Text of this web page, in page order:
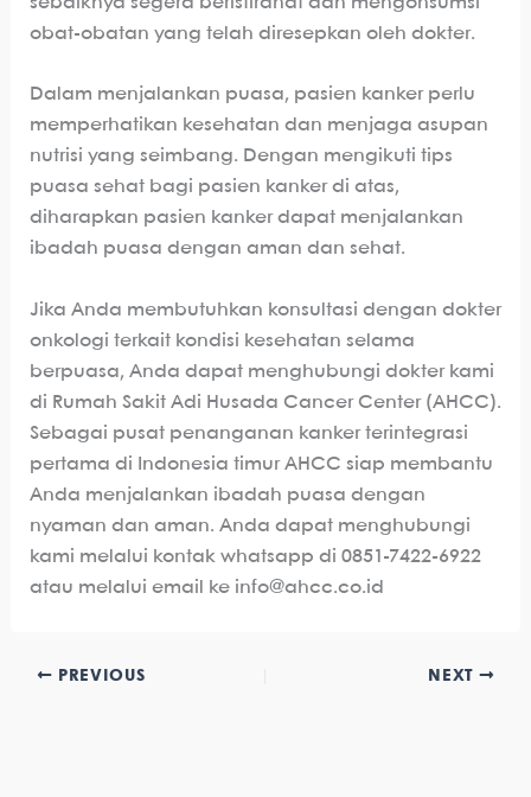
obat-obatan yang telah diresepkan oleh dokter.
Dalam menjalankan puasa, pasien kanker perlu
memperhatikan kesehatan dan menjaga asupan
nutrisi yang seimbang. Dengan mengikuti tips
puasa sehat bagi pasien kanker di atas,
diharapkan pasien kanker dapat menjalankan
ibadah puasa dengan aman dan sehat.
Jika Anda membutuhkan konsultasi dengan dokter
onkologi terkait kondisi kesehatan selama
berpuasa, Anda dapat menghubungi dokter kami
di Rumah Sakit Adi Husada Cancer Center (AHCC).
Sebagai pusat penanganan kanker terintegrasi
pertama di Indonesia timur AHCC siap membantu
Anda menjalankan ibadah puasa dengan
nyaman dan aman. Anda dapat menghubungi
kami melalui kontak whatsapp di 0851-7422-6922
atau melalui email ke info@ahcc.co.id
PREVIOUS NEXT